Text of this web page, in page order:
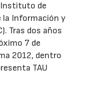
Instituto de
la Información y
Tras dos años
7 de
2012, dentro
TAU